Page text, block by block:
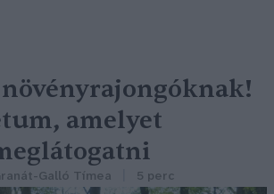
növényrajongóknak!
amelyet
Galló Tímea 5 perc